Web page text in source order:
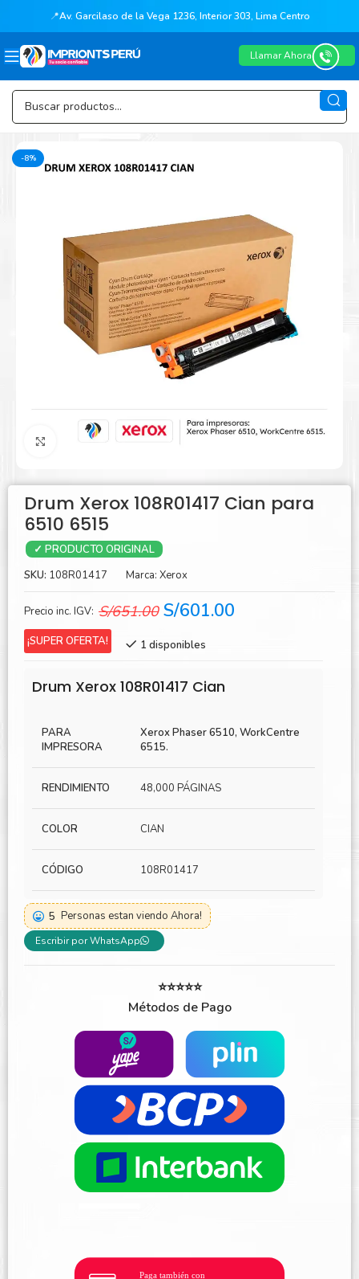
📍Av. Garcilaso de la Vega 1236, Interior 303, Lima Centro
Llamar Ahora
-8%
Agrandar
Drum Xerox 108R01417 Cian para
6510 6515
✓ PRODUCTO ORIGINAL
SKU: 108R01417 Marca: Xerox
Precio inc. IGV: S/651.00 El
original
S/651.00.
S/601.00
¡SUPER OFERTA! 1 disponibles
Drum Xerox 108R01417 Cian
PARA
IMPRESORA
Xerox Phaser 6510, WorkCentre
6515.
RENDIMIENTO 48,000 PÁGINAS
COLOR CIAN
CÓDIGO 108R01417
5 Personas estan viendo Ahora!
Escribir por WhatsApp
⭐⭐⭐⭐⭐
Métodos de Pago